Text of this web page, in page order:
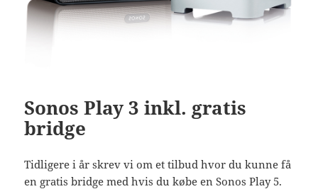
Sonos Play 3 inkl. gratis
bridge
Tidligere i år skrev vi om et tilbud hvor du kunne få
en gratis bridge med hvis du købe en Sonos Play 5.